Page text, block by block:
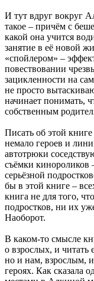
И тут вдруг вокруг
такое – причём с
какой она учится
занятие в её новой
«спойлером» –
повествовании
зацикленности на
не просто
начинает понимать,
собственным
Писать об этой
немало героев и
автотрюки
съёмки кинороликов
серьёзной
бы в этой книге –
книга не для того,
подростков, ни их
Наоборот.
В каком-то смысле
о взрослых, и читать
но и нам, взрослым,
героях. Как сказала